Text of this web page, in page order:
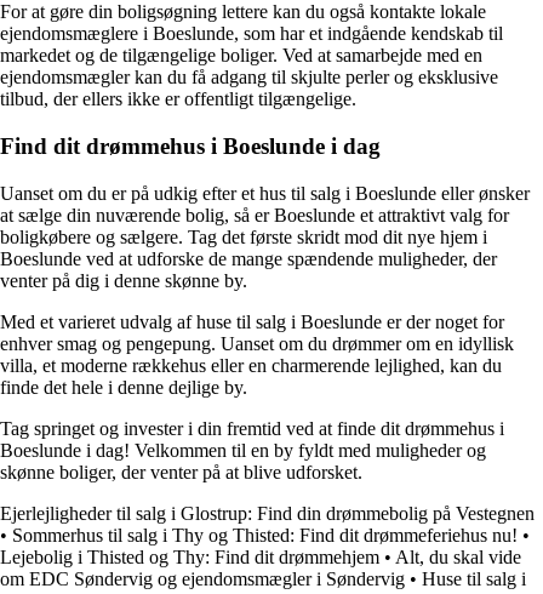
For at gøre din boligsøgning lettere kan du også kontakte lokale
ejendomsmæglere i Boeslunde, som har et indgående kendskab til
markedet og de tilgængelige boliger. Ved at samarbejde med en
ejendomsmægler kan du få adgang til skjulte perler og eksklusive
tilbud, der ellers ikke er offentligt tilgængelige.
Find dit drømmehus i Boeslunde i dag
Uanset om du er på udkig efter et hus til salg i Boeslunde eller ønsker
at sælge din nuværende bolig, så er Boeslunde et attraktivt valg for
boligkøbere og sælgere. Tag det første skridt mod dit nye hjem i
Boeslunde ved at udforske de mange spændende muligheder, der
venter på dig i denne skønne by.
Med et varieret udvalg af huse til salg i Boeslunde er der noget for
enhver smag og pengepung. Uanset om du drømmer om en idyllisk
villa, et moderne rækkehus eller en charmerende lejlighed, kan du
finde det hele i denne dejlige by.
Tag springet og invester i din fremtid ved at finde dit drømmehus i
Boeslunde i dag! Velkommen til en by fyldt med muligheder og
skønne boliger, der venter på at blive udforsket.
Ejerlejligheder til salg i Glostrup: Find din drømmebolig på Vestegnen
• Sommerhus til salg i Thy og Thisted: Find dit drømmeferiehus nu! •
Lejebolig i Thisted og Thy: Find dit drømmehjem • Alt, du skal vide
om EDC Søndervig og ejendomsmægler i Søndervig • Huse til salg i